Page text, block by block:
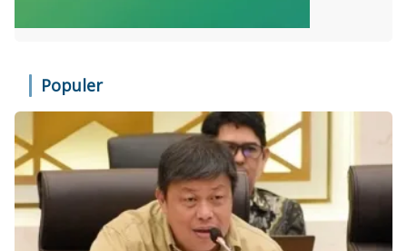
Populer